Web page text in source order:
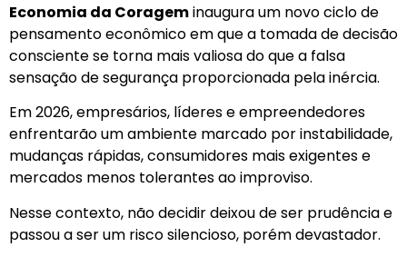
Economia da Corageminaugura um novo ciclo de
pensamento econômico em que a tomada de decisão
consciente se torna mais valiosa do que a falsa
sensação de segurança proporcionada pela inércia.
Em 2026, empresários, líderes e empreendedores
enfrentarão um ambiente marcado por instabilidade,
mudanças rápidas, consumidores mais exigentes e
mercados menos tolerantes ao improviso.
Nesse contexto, não decidir deixou de ser prudência e
passou a ser um risco silencioso, porém devastador.